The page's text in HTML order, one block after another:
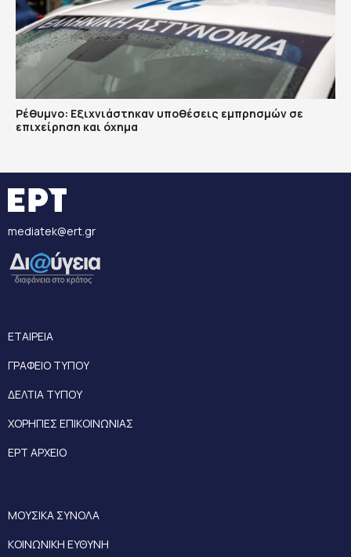
Ρέθυμνο: Εξιχνιάστηκαν υποθέσεις εμπρησμών σε
επιχείρηση και όχημα
mediatek@ert.gr
ΕΤΑΙΡΕΙΑ
ΓΡΑΦΕΙΟ ΤΥΠΟΥ
ΔΕΛΤΙΑ ΤΥΠΟΥ
ΧΟΡΗΓΙΕΣ ΕΠΙΚΟΙΝΩΝΙΑΣ
ΕΡΤ ΑΡΧΕΙΟ
ΜΟΥΣΙΚΑ ΣΥΝΟΛΑ
ΚΟΙΝΩΝΙΚΗ ΕΥΘΥΝΗ